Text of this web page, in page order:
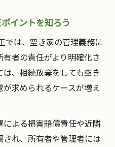
残るケースとその対策
管理義務の範囲を明確
解しやすいポイントを
の重要な注意点
さえるべき注意ポイン
イントを知ろう
では、空き家の管理義務に
者の責任がより明確化さ
、相続放棄をしても空き
求められるケースが増え
よる損害賠償責任や近隣
され、所有者や管理者には